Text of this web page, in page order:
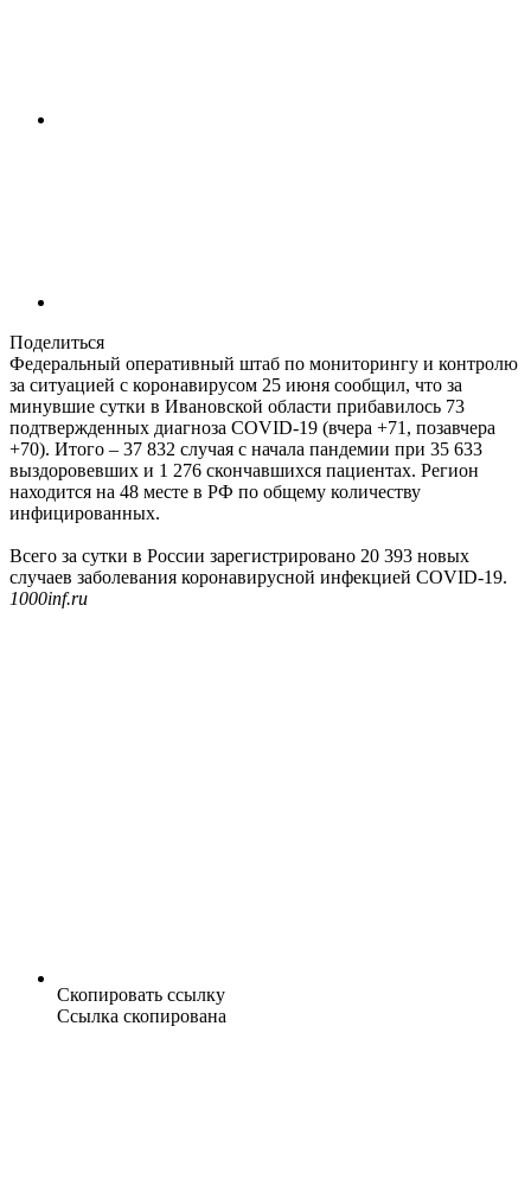
Поделиться
Федеральный оперативный штаб по мониторингу и контролю
за ситуацией с коронавирусом 25 июня сообщил, что за
минувшие сутки в Ивановской области прибавилось 73
подтвержденных диагноза COVID-19 (вчера +71, позавчера
+70). Итого – 37 832 случая с начала пандемии при 35 633
выздоровевших и 1 276 скончавшихся пациентах. Регион
находится на 48 месте в РФ по общему количеству
инфицированных.
Всего за сутки в России зарегистрировано 20 393 новых
случаев заболевания коронавирусной инфекцией COVID-19.
1000inf.ru
Скопировать ссылку
Ссылка скопирована